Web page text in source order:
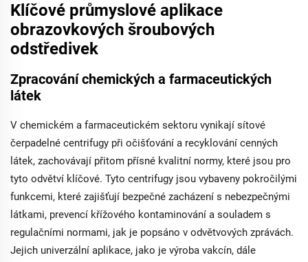
Klíčové průmyslové aplikace
obrazovkových šroubových
odstředivek
Zpracování chemických a farmaceutických
látek
V chemickém a farmaceutickém sektoru vynikají sítové
čerpadelné centrifugy při očišťování a recyklování cenných
látek, zachovávají přitom přísné kvalitní normy, které jsou pro
tyto odvětví klíčové. Tyto centrifugy jsou vybaveny pokročilými
funkcemi, které zajišťují bezpečné zacházení s nebezpečnými
látkami, prevencí křížového kontaminování a souladem s
regulačními normami, jak je popsáno v odvětvových zprávách.
Jejich univerzální aplikace, jako je výroba vakcín, dále